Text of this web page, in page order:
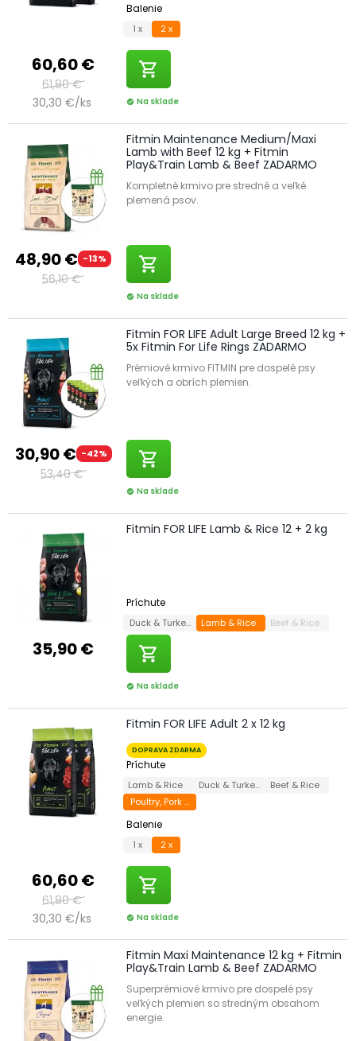
60,60 €
61,80 €
30,30 €/ks
Balenie
1 x 2 x
shopping_cart
check_circle Na sklade
48,90 € -13%
56,10 €
Fitmin Maintenance Medium/Maxi
Lamb with Beef 12 kg + Fitmin
Play&Train Lamb & Beef ZADARMO
Kompletné krmivo pre stredné a veľké
plemená psov.
shopping_cart
check_circle Na sklade
30,90 € -42%
53,40 €
Fitmin FOR LIFE Adult Large Breed 12 kg +
5x Fitmin For Life Rings ZADARMO
Prémiové krmivo FITMIN pre dospelé psy
veľkých a obrích plemien.
shopping_cart
check_circle Na sklade
35,90 €
Fitmin FOR LIFE Lamb & Rice 12 + 2 kg
Príchute
Duck & Turkey Lamb & Rice Beef & Rice
shopping_cart
check_circle Na sklade
60,60 €
61,80 €
30,30 €/ks
Fitmin FOR LIFE Adult 2 x 12 kg
DOPRAVA ZDARMA
Príchute
Lamb & Rice Duck & Turkey
Beef & Rice
Poultry, Pork & Beef
Balenie
1 x 2 x
shopping_cart
check_circle Na sklade
Fitmin Maxi Maintenance 12 kg + Fitmin
Play&Train Lamb & Beef ZADARMO
Superprémiové krmivo pre dospelé psy
veľkých plemien so stredným obsahom
energie.